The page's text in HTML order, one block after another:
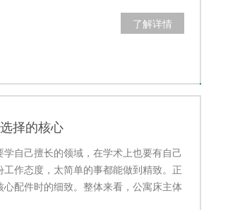
了解详情
择的核心
自己擅长的领域，在学术上也要有自己
作态度，太简单的事都能做到精致。正
配件时的细致。整体来看，公寓床主体